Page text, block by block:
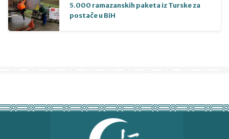
5.000 ramazanskih paketa iz Turske za
postače u BiH